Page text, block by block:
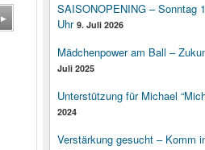
▸
SAISONOPENING – Sonntag
Uhr 9. Juli 2026
Mädchenpower am Ball –
Juli 2025
Unterstützung für Michael
2024
Verstärkung gesucht – Komm